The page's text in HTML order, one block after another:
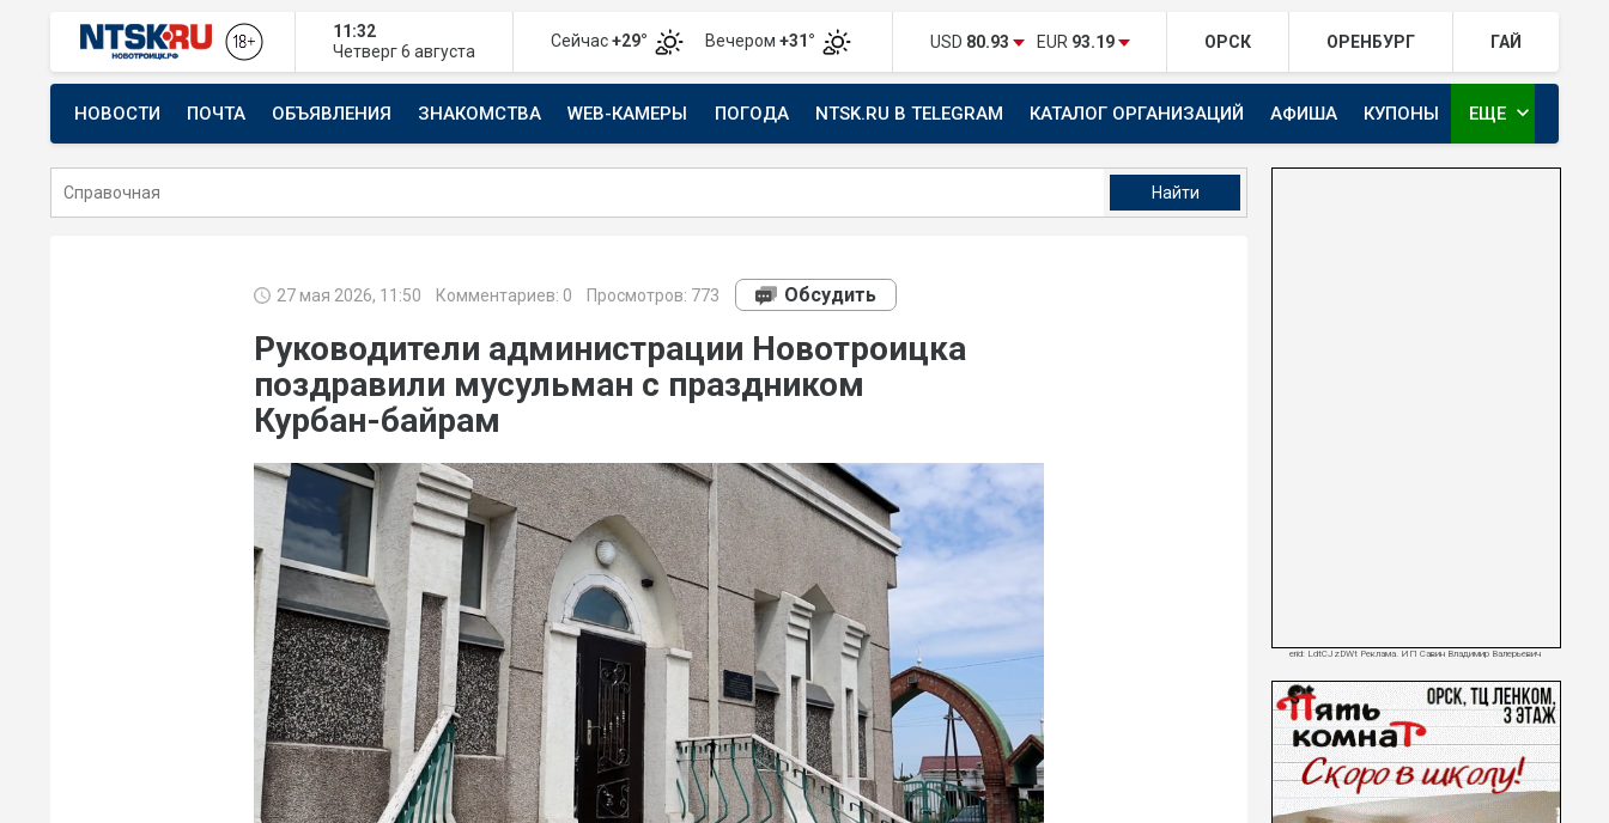
11:32
Четверг 6 августа
Сейчас+29° Вечером +31° USD 80.93 EUR 93.19 ОРСК ОРЕНБУРГ ГАЙ
НОВОСТИ ПОЧТА ОБЪЯВЛЕНИЯ ЗНАКОМСТВА WEB-КАМЕРЫ ПОГОДА NTSK.RU В TELEGRAM КАТАЛОГ ОРГАНИЗАЦИЙ АФИША КУПОНЫ
СТРОИТЕЛЬСТВО И РЕМОНТ АВТО ТЕЛЕКАНАЛ ЕВРАЗИЯ
ЕЩЕ expand_more
27 мая 2026, 11:50 Комментариев: 0 Просмотров: 773 Обсудить
Руководители администрации Новотроицка
поздравили мусульман с праздником
Курбан-байрам
erid: LdtCJzDWt Реклама. ИП Савин Владимир Валерьевич